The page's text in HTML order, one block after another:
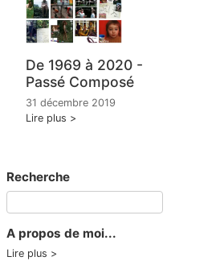
De 1969 à 2020 -
Passé Composé
31 décembre 2019
Lire plus
Recherche
A propos de moi...
Lire plus